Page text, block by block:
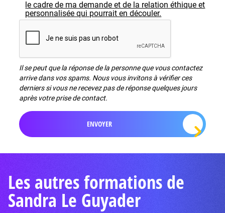
le cadre de ma demande et de la relation éthique et
personnalisée qui pourrait en découler.
Il se peut que la réponse de la personne que vous contactez
arrive dans vos spams. Nous vous invitons à vérifier ces
derniers si vous ne recevez pas de réponse quelques jours
après votre prise de contact.
Les autres formations de
Sandra Le Guyader